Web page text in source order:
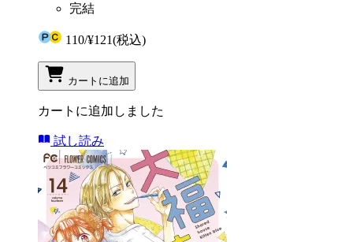
完結
110/¥121(税込)
カートに追加
カートに追加しました
試し読み